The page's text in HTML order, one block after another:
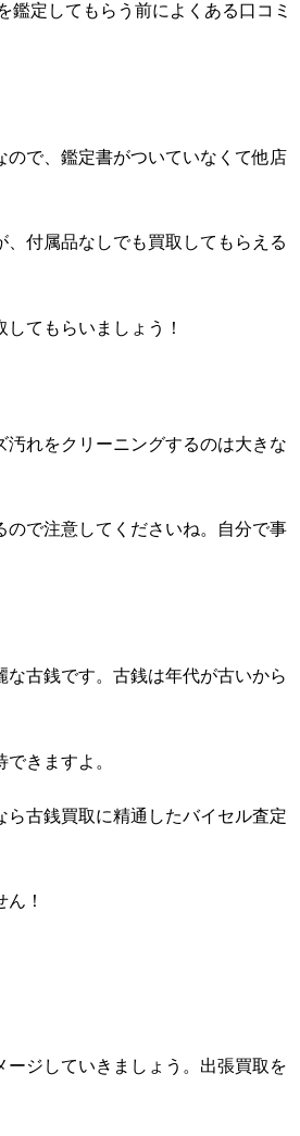
定してもらう前によくある口コミ
で、鑑定書がついていなくて他店
付属品なしでも買取してもらえる
てもらいましょう！
れをクリーニングするのは大きな
で注意してくださいね。自分で事
古銭です。古銭は年代が古いから
きますよ。
古銭買取に精通したバイセル査定
！
ジしていきましょう。出張買取を